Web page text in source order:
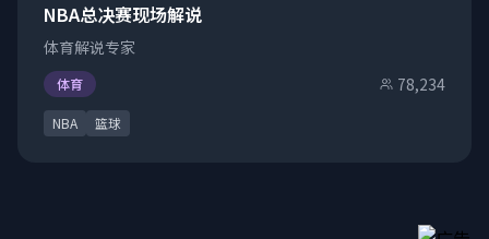
NBA总决赛现场解说
体育解说专家
体育 78,234
NBA 篮球